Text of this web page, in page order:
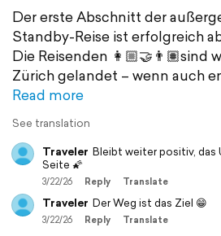
Der erste Abschnitt der
Standby-Reise ist erfolgreich
Die Reisenden 👩🏼‍🤝‍👨🏽sind
Zürich gelandet – wenn auch
Read more
See translation
Traveler Bleibt weiter positiv, das
Seite 🌠
3/22/26 Reply Translate
Traveler Der Weg ist das Ziel 😁
3/22/26 Reply Translate